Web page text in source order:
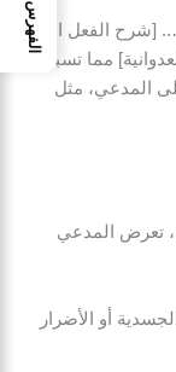
[شرح الفعل الذي
مما تسبب
المدعي، مثل
تعرض المدعي
أو الأضرار
الفهرس